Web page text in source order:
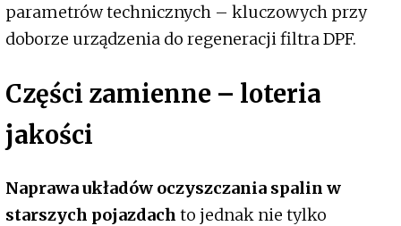
parametrów technicznych – kluczowych przy
doborze urządzenia do regeneracji filtra DPF.
Części zamienne – loteria
jakości
Naprawa układów oczyszczania spalin w
starszych pojazdach to jednak nie tylko